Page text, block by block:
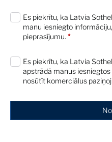
Es piekrītu, ka Latvia
manu iesniegto
pieprasījumu. *
Es piekrītu, ka Latvia
apstrādā manus
nosūtīt komerciālus